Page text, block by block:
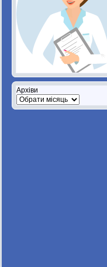
Архіви